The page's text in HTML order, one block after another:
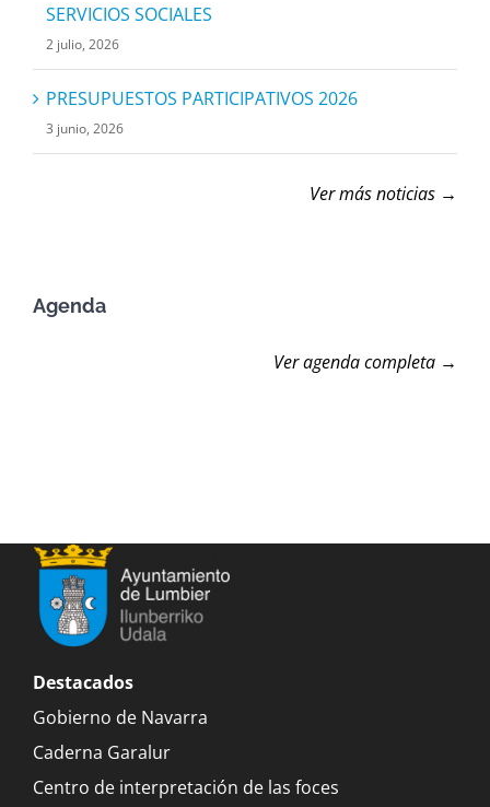
SERVICIOS SOCIALES
2 julio, 2026
PRESUPUESTOS PARTICIPATIVOS 2026
3 junio, 2026
Ver más noticias →
Agenda
Ver agenda completa →
Destacados
Gobierno de Navarra
Caderna Garalur
Centro de interpretación de las foces